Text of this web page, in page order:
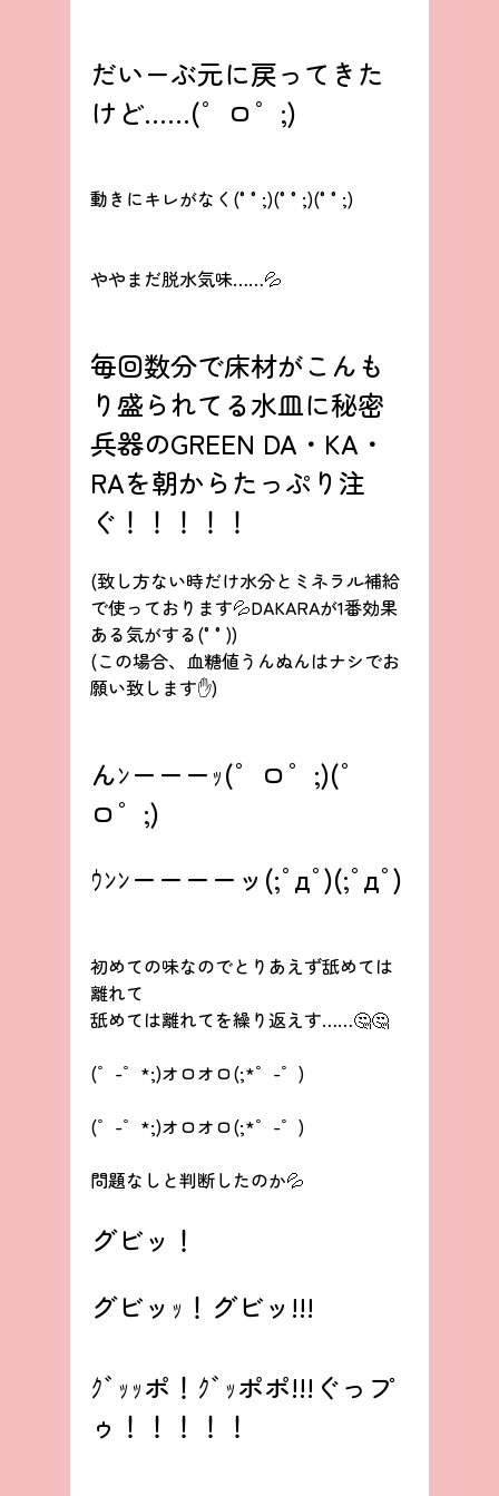
だいーぶ元に戻ってきた
けど……(゜ロ゜;)
動きにキレがなく(°°;)(°°;)(°°;)
ややまだ脱水気味……💦
毎回数分で床材がこんも
り盛られてる水皿に秘密
兵器のGREEN DA・KA・
RAを朝からたっぷり注
ぐ！！！！！
(致し方ない時だけ水分とミネラル補給
で使っております💦DAKARAが1番効果
ある気がする(°°))
(この場合、血糖値うんぬんはナシでお
願い致します✋)
んﾝーーーｯ(゜ロ゜;)(゜
ロ゜;)
ｳﾝﾝーーーーッ(;ﾟдﾟ)(;ﾟдﾟ)
初めての味なのでとりあえず舐めては
離れて
舐めては離れてを繰り返えす……🤔🤔
(゜-゜*;)オロオロ(;*゜-゜)
(゜-゜*;)オロオロ(;*゜-゜)
問題なしと判断したのか💦
グビッ！
グビッｯ！グビッ!!!
ｸﾞｯｯポ！ｸﾞｯポポ!!!ぐっプ
ゥ！！！！！